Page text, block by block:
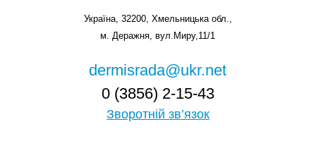
Україна, 32200, Хмельницька обл.,
м. Деражня, вул.Миру,11/1
dermisrada@ukr.net
0 (3856) 2-15-43
Зворотній зв’язок